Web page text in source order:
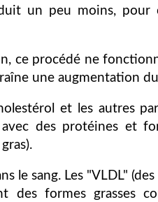
un peu moins, pour
ce procédé ne
une augmentation
et les autres
des protéines et
le sang. Les "VLDL"
des formes grasses